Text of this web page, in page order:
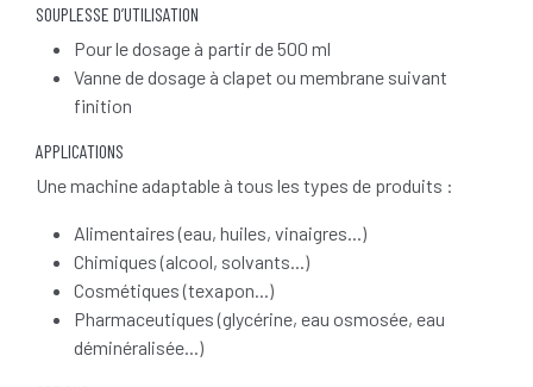
SOUPLESSE D’UTILISATION
Pour le dosage à partir de 500 ml
Vanne de dosage à clapet ou membrane suivant
finition
APPLICATIONS
Une machine adaptable à tous les types de produits :
Alimentaires (eau, huiles, vinaigres...)
Chimiques (alcool, solvants...)
Cosmétiques (texapon...)
Pharmaceutiques (glycérine, eau osmosée, eau
déminéralisée...)